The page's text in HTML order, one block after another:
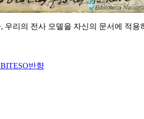
우리의 전사 모델을 자신의 문서에 적
BITESO반향